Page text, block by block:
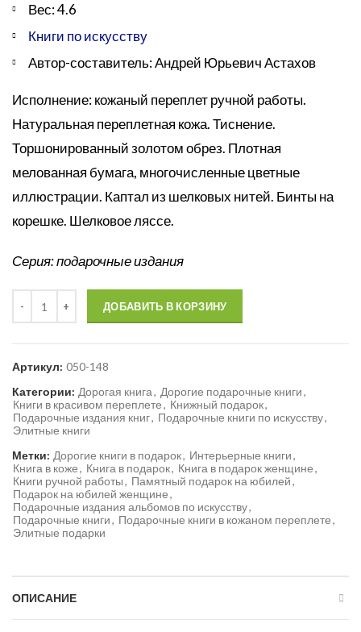
Вес: 4.6
Книги по искусству
Автор-составитель: Андрей Юрьевич Астахов
Исполнение: кожаный переплет ручной работы.
Натуральная переплетная кожа. Тиснение.
Торшонированный золотом обрез. Плотная
мелованная бумага, многочисленные цветные
иллюстрации. Каптал из шелковых нитей. Бинты на
корешке. Шелковое ляссе.
Серия: подарочные издания
ДОБАВИТЬ В КОРЗИНУ
Артикул: 050-148
Категории: Дорогая книга, Дорогие подарочные книги,
Книги в красивом переплете, Книжный подарок,
Подарочные издания книг, Подарочные книги по искусству,
Элитные книги
Метки: Дорогие книги в подарок, Интерьерные книги,
Книга в коже, Книга в подарок, Книга в подарок женщине,
Книги ручной работы, Памятный подарок на юбилей,
Подарок на юбилей женщине,
Подарочные издания альбомов по искусству,
Подарочные книги, Подарочные книги в кожаном переплете,
Элитные подарки
ОПИСАНИЕ